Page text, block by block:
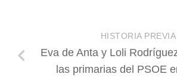
HISTORIA PREVIA
Eva de Anta y Loli
las primarias del PSOE